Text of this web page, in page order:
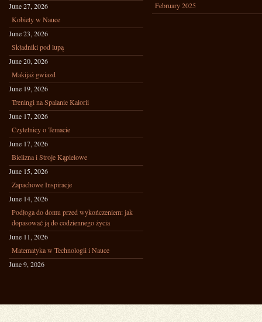
June 27, 2026
Kobiety w Nauce
June 23, 2026
Składniki pod lupą
June 20, 2026
Makijaż gwiazd
June 19, 2026
Treningi na Spalanie Kalorii
June 17, 2026
Czytelnicy o Temacie
June 17, 2026
Bielizna i Stroje Kąpielowe
June 15, 2026
Zapachowe Inspiracje
June 14, 2026
Podłoga do domu przed wykończeniem: jak
dopasować ją do codziennego życia
June 11, 2026
Matematyka w Technologii i Nauce
June 9, 2026
February 2025